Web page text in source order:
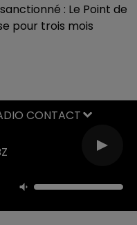
: Le Point de
pour trois mois
CONTACT